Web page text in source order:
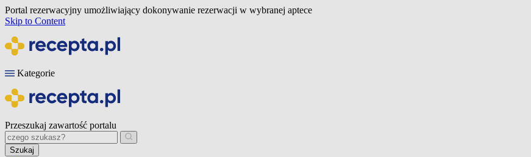
Portal rezerwacyjny umożliwiający dokonywanie rezerwacji w wybranej aptece
Skip to Content
Kategorie
Przeszukaj zawartość portalu
Szukaj